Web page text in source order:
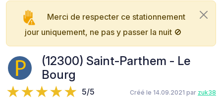
Merci de respecter ce stationnement
jour uniquement, ne pas y passer la nuit 🚫
(12300) Saint-Parthem - Le
Bourg
5/5 Créé le 14.09.2021 par zuk38